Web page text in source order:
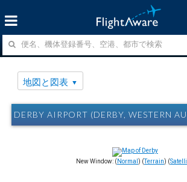
地図と図表
DERBY AIRPORT (DERBY, WESTERN
New Window: ( Normal ) (Terrain) (